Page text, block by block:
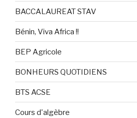
BACCALAUREAT STAV
Bénin, Viva Africa !!
BEP Agricole
BONHEURS QUOTIDIENS
BTS ACSE
Cours d'algèbre